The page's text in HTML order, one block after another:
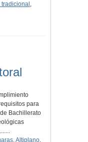
,
para
Bachillerato
,Altiplano,